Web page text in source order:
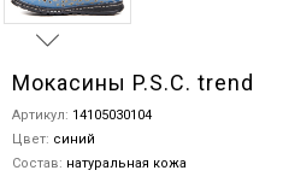
Мокасины P.S.C. trend
Артикул: 14105030104
Цвет: синий
Состав: натуральная кожа